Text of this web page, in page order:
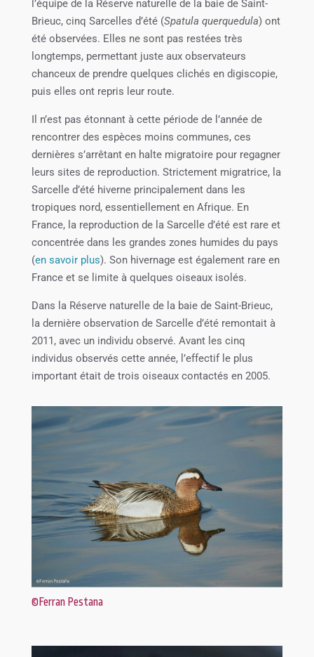
l’équipe de la Réserve naturelle de la baie de Saint-
Brieuc, cinq Sarcelles d’été (Spatula querquedula) ont
été observées. Elles ne sont pas restées très
longtemps, permettant juste aux observateurs
chanceux de prendre quelques clichés en digiscopie,
puis elles ont repris leur route.
Il n’est pas étonnant à cette période de l’année de
rencontrer des espèces moins communes, ces
dernières s’arrêtant en halte migratoire pour regagner
leurs sites de reproduction. Strictement migratrice, la
Sarcelle d’été hiverne principalement dans les
tropiques nord, essentiellement en Afrique. En
France, la reproduction de la Sarcelle d’été est rare et
concentrée dans les grandes zones humides du pays
(en savoir plus). Son hivernage est également rare en
France et se limite à quelques oiseaux isolés.
Dans la Réserve naturelle de la baie de Saint-Brieuc,
la dernière observation de Sarcelle d’été remontait à
2011, avec un individu observé. Avant les cinq
individus observés cette année, l’effectif le plus
important était de trois oiseaux contactés en 2005.
©Ferran Pestana